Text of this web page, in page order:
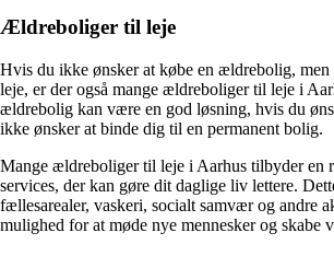
Ældreboliger til leje
Hvis du ikke ønsker at købe en ældrebolig,
leje, er der også mange ældreboliger til leje i
ældrebolig kan være en god løsning, hvis du
ikke ønsker at binde dig til en permanent bolig.
Mange ældreboliger til leje i Aarhus tilbyder en
services, der kan gøre dit daglige liv lettere.
fællesarealer, vaskeri, socialt samvær og andre
mulighed for at møde nye mennesker og skabe